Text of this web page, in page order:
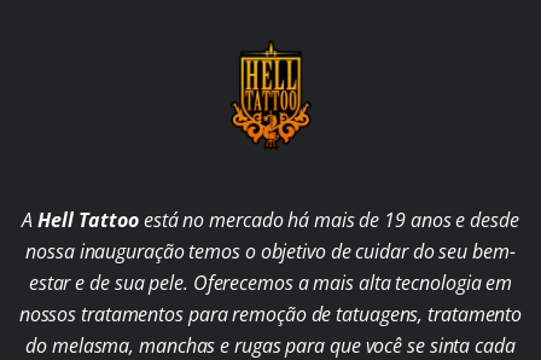
AHell Tattooestá no mercado há mais de 19 anos e desde
nossa inauguração temos o objetivo de cuidar do seu bem-
estar e de sua pele. Oferecemos a mais alta tecnologia em
nossos tratamentos para remoção de tatuagens, tratamento
do melasma, manchas e rugas para que você se sinta cada